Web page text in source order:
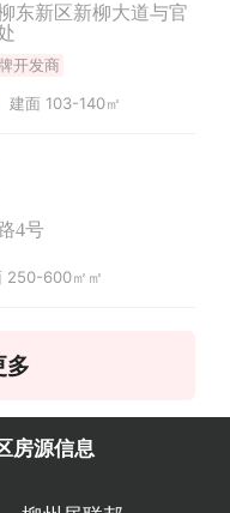
东新区新柳大道与官
开发商
建面 103-140㎡
4号
250-600㎡㎡
多
房源信息